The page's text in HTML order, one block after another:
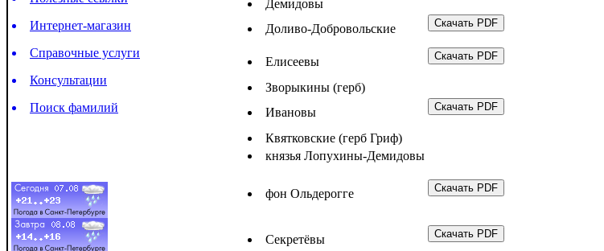
Интернет-магазин
Справочные услуги
Консультации
Поиск фамилий
Демидовы
Доливо-Добровольские
Елисеевы
Зворыкины (герб)
Ивановы
Квятковские (герб Гриф)
князья Лопухины-Демидовы
фон Ольдерогге
Секретёвы